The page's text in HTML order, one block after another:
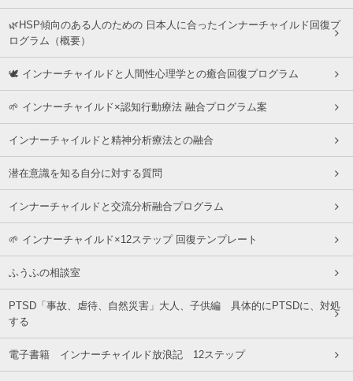
🌿HSP傾向のある人のための 日本人に合ったインナーチャイルド回復プ
ログラム（概要）
🕊 インナーチャイルドと人間性心理学との癒合回復プログラム
🌱 インナーチャイルド×認知行動療法 融合プログラム案
インナーチャイルドと精神分析療法との融合
潜在意識を知る自分に対する質問
インナーチャイルドと交流分析融合プログラム
🌱 インナーチャイルド×12ステップ 回復テンプレート
ふうふの相談室
PTSD「事故、虐待、自然災害」大人、子供編 具体的にPTSDに、対処
する
電子書籍 インナーチャイルド放浪記 12ステップ